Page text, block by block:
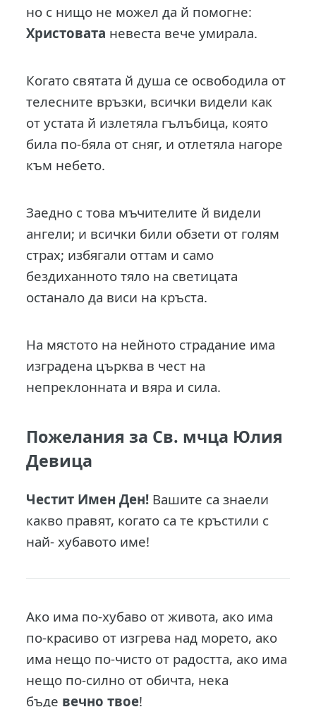
но с нищо не можел да й помогне:
Христовата невеста вече умирала.
Когато святата й душа се освободила от
телесните връзки, всички видели как
от устата й излетяла гълъбица, която
била по-бяла от сняг, и отлетяла нагоре
към небето.
Заедно с това мъчителите й видели
ангели; и всички били обзети от голям
страх; избягали оттам и само
бездиханното тяло на светицата
останало да виси на кръста.
На мястото на нейното страдание има
изградена църква в чест на
непреклонната и вяра и сила.
Пожелания за Св. мчца Юлия
Девица
Честит Имен Ден! Вашите са знаели
какво правят, когато са те кръстили с
най- хубавото име!
Ако има по-хубаво от живота, ако има
по-красиво от изгрева над морето, ако
има нещо по-чисто от радостта, ако има
нещо по-силно от обичта, нека
бъде вечно твое!